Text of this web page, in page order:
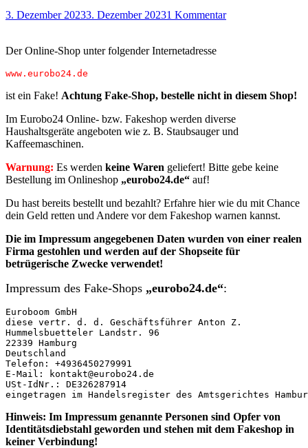
3. Dezember 20233. Dezember 20231 Kommentar
Der Online-Shop unter folgender Internetadresse
www.eurobo24.de
ist ein Fake! Achtung Fake-Shop, bestelle nicht in diesem Shop!
Im Eurobo24 Online- bzw. Fakeshop werden diverse
Haushaltsgeräte angeboten wie z. B. Staubsauger und
Kaffeemaschinen.
Warnung: Es werden keine Waren geliefert! Bitte gebe keine
Bestellung im Onlineshop „eurobo24.de“ auf!
Du hast bereits bestellt und bezahlt? Erfahre hier wie du mit Chance
dein Geld retten und Andere vor dem Fakeshop warnen kannst.
Die im Impressum angegebenen Daten wurden von einer realen
Firma gestohlen und werden auf der Shopseite für
betrügerische Zwecke verwendet!
Impressum des Fake-Shops „eurobo24.de“:
Euroboom GmbH
diese vertr. d. d. Geschäftsführer Anton Z.
Hummelsbuetteler Landstr. 96
22339 Hamburg
Deutschland
Telefon: +4936450279991
E-Mail: kontakt@eurobo24.de
USt-IdNr.: DE326287914
eingetragen im Handelsregister des Amtsgerichtes
Hinweis: Im Impressum genannte Personen sind Opfer von
Identitätsdiebstahl geworden und stehen mit dem Fakeshop in
keiner Verbindung!